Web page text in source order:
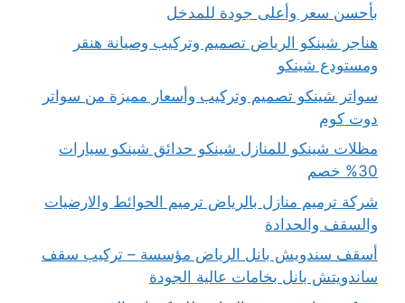
بأحسن سعر وأعلى جودة للمدخل
هناجر شينكو الرياض تصميم وتركيب وصيانة هنقر
ومستودع شينكو
سواتر شينكو تصميم وتركيب وأسعار مميزة من سواتر
دوت كوم
مظلات شينكو للمنازل شينكو حدائق شينكو سيارات
30% خصم
شركة ترميم منازل بالرياض ترميم الحوائط والارضيات
والسقف والحدادة
أسقف سندويش بانل الرياض مؤسسة – تركيب سقف
ساندويتش بانل بخامات عالية الجودة